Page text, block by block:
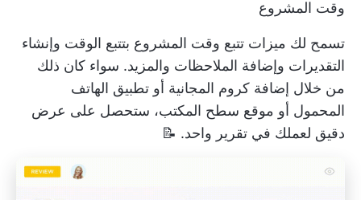
وقت المشروع
تسمح لك ميزات تتبع وقت المشروع بتتبع الوقت وإنشاء
التقديرات وإضافة الملاحظات والمزيد. سواء كان ذلك
من خلال إضافة كروم المجانية أو تطبيق الهاتف
المحمول أو موقع سطح المكتب، ستحصل على عرض
دقيق لعملك في تقرير واحد. 📝